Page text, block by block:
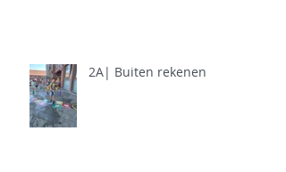
2A| Buiten rekenen